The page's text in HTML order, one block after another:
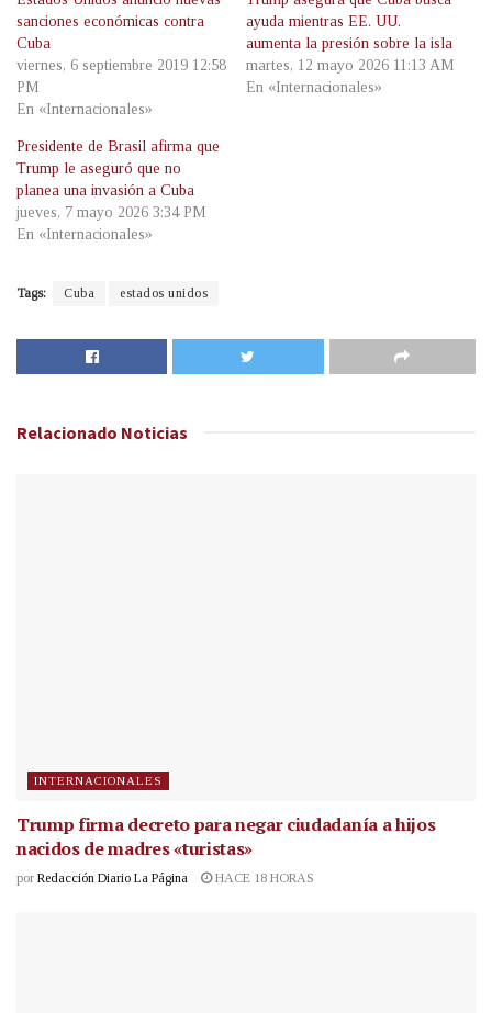
sanciones económicas contra
Cuba
viernes, 6 septiembre 2019 12:58
PM
En «Internacionales»
ayuda mientras EE. UU.
aumenta la presión sobre la isla
martes, 12 mayo 2026 11:13 AM
En «Internacionales»
Presidente de Brasil afirma que
Trump le aseguró que no
planea una invasión a Cuba
jueves, 7 mayo 2026 3:34 PM
En «Internacionales»
Tags: Cuba estados unidos
Relacionado Noticias
INTERNACIONALES
Trump firma decreto para negar ciudadanía a hijos
nacidos de madres «turistas»
por Redacción Diario La Página HACE 18 HORAS